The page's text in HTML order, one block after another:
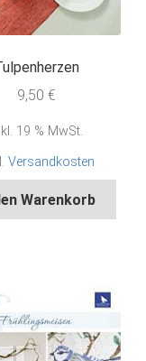
9,50€
19 % MwSt.
Versandkosten
Warenkorb